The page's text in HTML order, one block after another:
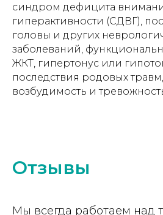
синдром дефицита
гиперактивности (СДВГ),
головы и других
заболеваний,
ЖКТ, гипертонус или
последствия родовых
возбудимость и
Отзывы
Мы всегда работаем над